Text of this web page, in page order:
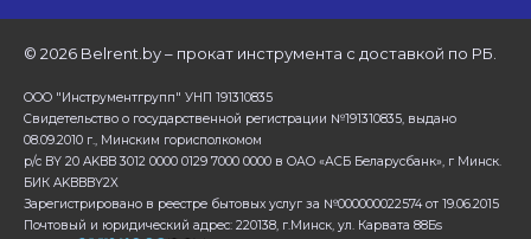
© 2026 Belrent.by – прокат инструмента с доставкой по РБ.
ООО "Инструментгрупп" УНП 191310835
Свидетельство о государственной регистрации №191310835, выдано
08.09.2010 г., Минским горисполкомом
р/с BY 20 AKBB 3012 0000 0129 7000 0000 в ОАО «АСБ Беларусбанк», г Минск.
БИК AKBBBY2X
Зарегистрировано в реестре бытовых услуг за №000000022574 от 19.06.2015
Почтовый и юридический адрес: 220138, г.Минск, ул. Карвата 88Бs